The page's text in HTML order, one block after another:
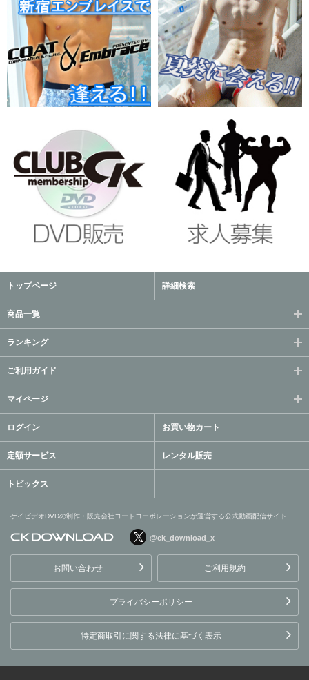
トップページ 詳細検索
商品一覧
ランキング
ご利用ガイド
マイページ
ログイン お買い物カート
定額サービス レンタル販売
トピックス
ゲイビデオDVDの制作・販売会社コートコーポレーションが運営する公式動画配信サイト
ョンが運営する公式動画配
信サイト
@ck_download_x
お問い合わせ ご利用規約
プライバシーポリシー
特定商取引に関する法律に基づく表示